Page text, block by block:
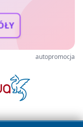
autopromocja